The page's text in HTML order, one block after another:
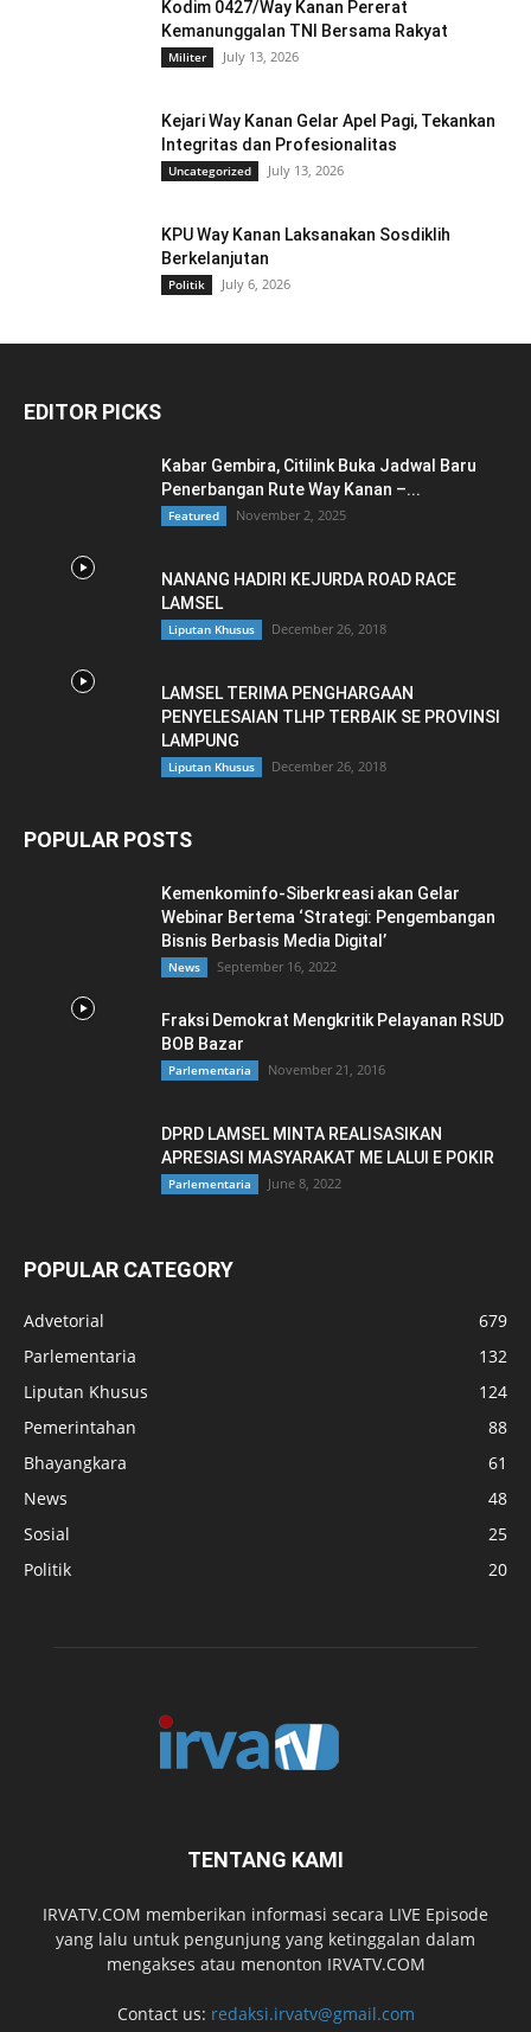
Kodim 0427/Way Kanan Pererat
Kemanunggalan TNI Bersama Rakyat
Militer July 13, 2026
Kejari Way Kanan Gelar Apel Pagi, Tekankan
Integritas dan Profesionalitas
Uncategorized July 13, 2026
KPU Way Kanan Laksanakan Sosdiklih
Berkelanjutan
Politik July 6, 2026
EDITOR PICKS
Kabar Gembira, Citilink Buka Jadwal Baru
Penerbangan Rute Way Kanan –...
Featured November 2, 2025
NANANG HADIRI KEJURDA ROAD RACE
LAMSEL
Liputan Khusus December 26, 2018
LAMSEL TERIMA PENGHARGAAN
PENYELESAIAN TLHP TERBAIK SE PROVINSI
LAMPUNG
Liputan Khusus December 26, 2018
POPULAR POSTS
Kemenkominfo-Siberkreasi akan Gelar
Webinar Bertema ‘Strategi: Pengembangan
Bisnis Berbasis Media Digital’
News September 16, 2022
Fraksi Demokrat Mengkritik Pelayanan RSUD
BOB Bazar
Parlementaria November 21, 2016
DPRD LAMSEL MINTA REALISASIKAN
APRESIASI MASYARAKAT ME LALUI E POKIR
Parlementaria June 8, 2022
POPULAR CATEGORY
Advetorial
679
Parlementaria
132
Liputan Khusus
124
Pemerintahan
88
Bhayangkara
61
News
48
Sosial
25
Politik
20
TENTANG KAMI
IRVATV.COM memberikan informasi secara LIVE Episode
yang lalu untuk pengunjung yang ketinggalan dalam
mengakses atau menonton IRVATV.COM
Contact us: redaksi.irvatv@gmail.com